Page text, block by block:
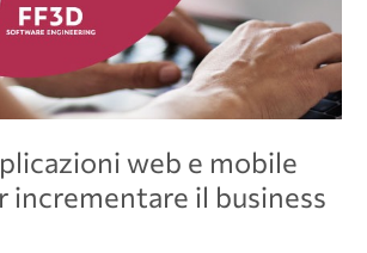
web e mobile
incrementare il business